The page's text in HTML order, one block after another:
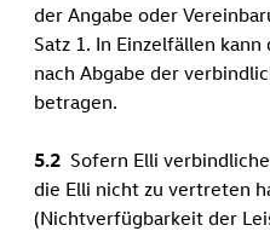
der Angabe oder
Satz 1. In Einzelfällen
nach Abgabe der
betragen.
5.2 Sofern Elli
die Elli nicht zu vertreten
(Nichtverfügbarkeit der